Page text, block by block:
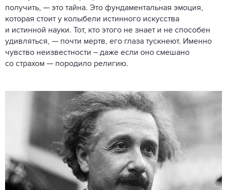
получить, — это тайна. Это фундаментальная эмоция,
которая стоит у колыбели истинного искусства
и истинной науки. Тот, кто этого не знает и не способен
удивляться, — почти мертв, его глаза тускнеют. Именно
чувство неизвестности ­– даже если оно смешано
со страхом — породило религию.